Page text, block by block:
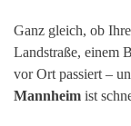
Ganz gleich, ob
Landstraße, einem
vor Ort passiert –
Mannheim ist